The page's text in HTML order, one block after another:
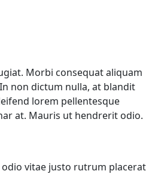
Morbi consequat aliquam
non dictum nulla, at blandit
lorem pellentesque
at. Mauris ut hendrerit odio.
vitae justo rutrum placerat